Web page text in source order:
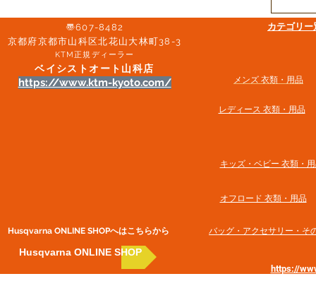
〠607-8482
京都府京都市山科区北花山大林町38-3​
KTM正規ディーラー
ベイシストオート山科店
https://www.ktm-kyoto.com/
Husqvarna ONLINE SHOP​へはこちらから
Husqvarna ONLINE SHOP
カテゴリ
メンズ 衣類・用品
​レディース 衣類・用品
キッズ・ベビー 衣類・
オフロード 衣類・用品
バッグ・アクセサリー・そ
https://